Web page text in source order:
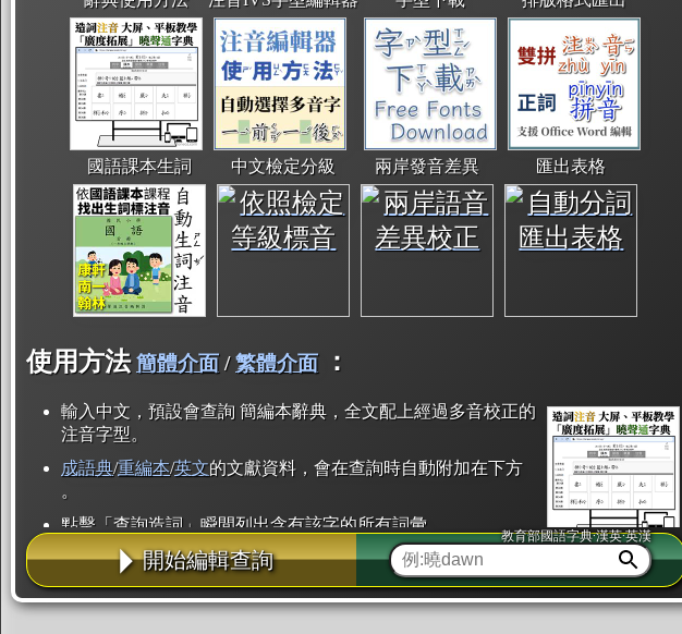
國語課本生詞 中文檢定分級 兩岸發音差異 匯出表格
使用方法 簡體介面/繁體介面 ：
輸入中文，預設會查詢 簡編本辭典，全文配上經過多音校正的
注音字型。
成語典/重編本/英文的文獻資料，會在查詢時自動附加在下方
。
點擊「查詢造詞」瞬間列出含有該字的所有詞彙。
點「部首」瞬間列出所有「同部首字」。也支援查詢「同注音」或「同筆畫」。
辭典解釋的全文都經過自動斷詞，點擊便可瞬間「連續查詢」此字詞的解釋，不
用手動重複輸入。
開始編輯查詢
教育部國語字典·漢英·英漢